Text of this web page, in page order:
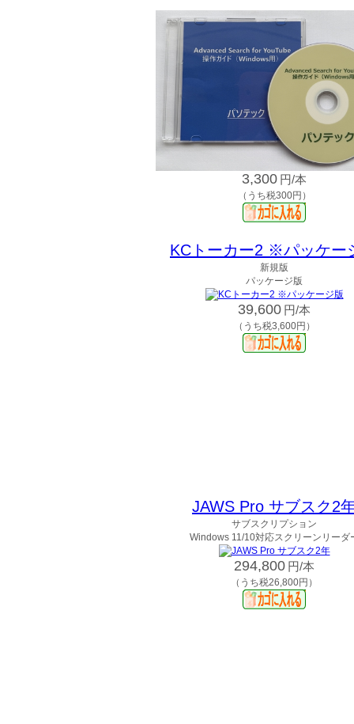
3,300 円/本
（うち税300円）
KCトーカー2 ※パッケー
新規版
パッケージ版
39,600 円/本
（うち税3,600円）
JAWS Pro サブスク2
サブスクリプション
Windows 11/10対応スクリーンリーダ
294,800 円/本
（うち税26,800円）